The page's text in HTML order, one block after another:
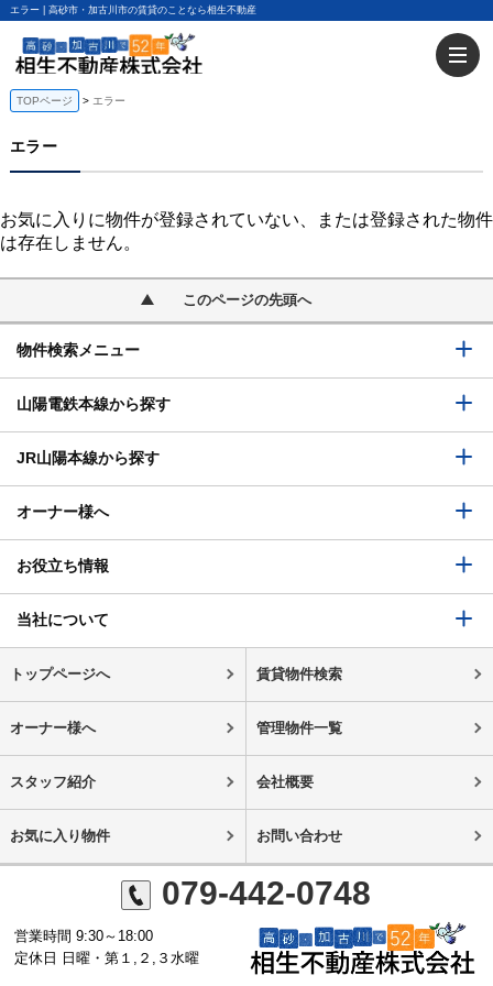
エラー | 高砂市・加古川市の賃貸のことなら相生不動産
ＪＲ山陽本線
曽根駅の賃貸
加古川駅の賃貸
ＪＲ山陽本線の賃貸
TOPページ エラー
エラー
お気に入りに物件が登録されていない、または登録された物件
は存在しません。
このページの先頭へ
物件検索メニュー
山陽電鉄本線から探す
JR山陽本線から探す
オーナー様へ
お役立ち情報
当社について
トップページへ 賃貸物件検索
オーナー様へ 管理物件一覧
スタッフ紹介 会社概要
お気に入り物件 お問い合わせ
079-442-0748
営業時間 9:30～18:00
定休日 日曜・第１,２,３水曜